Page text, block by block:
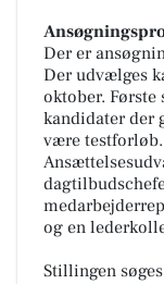
Der er
Der udvælges
oktober.
kandidater der
være testforløb.
og en
Stillingen